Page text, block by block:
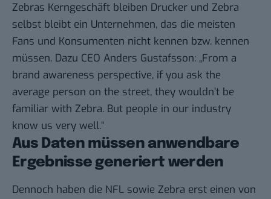
Zebras Kerngeschäft bleiben Drucker und Zebra
selbst bleibt ein Unternehmen, das die meisten
Fans und Konsumenten nicht kennen bzw. kennen
müssen. Dazu CEO Anders Gustafsson: „From a
brand awareness perspective, if you ask the
average person on the street, they wouldn’t be
familiar with Zebra. But people in our industry
know us very well.“
Aus Daten müssen anwendbare
Ergebnisse generiert werden
Dennoch haben die NFL sowie Zebra erst einen von